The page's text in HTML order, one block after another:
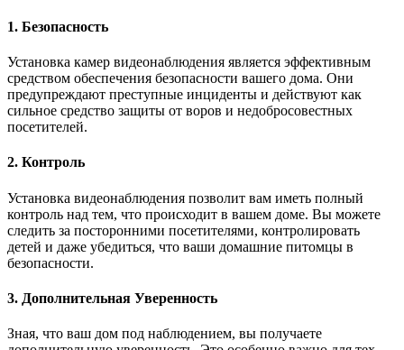
1. Безопасность
Установка камер видеонаблюдения является эффективным
средством обеспечения безопасности вашего дома. Они
предупреждают преступные инциденты и действуют как
сильное средство защиты от воров и недобросовестных
посетителей.
2. Контроль
Установка видеонаблюдения позволит вам иметь полный
контроль над тем, что происходит в вашем доме. Вы можете
следить за посторонними посетителями, контролировать
детей и даже убедиться, что ваши домашние питомцы в
безопасности.
3. Дополнительная Уверенность
Зная, что ваш дом под наблюдением, вы получаете